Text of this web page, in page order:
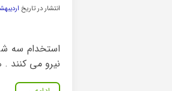
انتشار در تاریخ اردیبهشت
استخدام سه
نیرو می کنند